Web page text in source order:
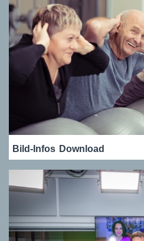
Bild-Infos Download